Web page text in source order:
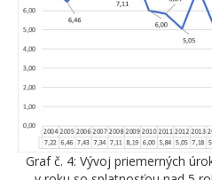
Graf č. 4: Vývoj priemerných